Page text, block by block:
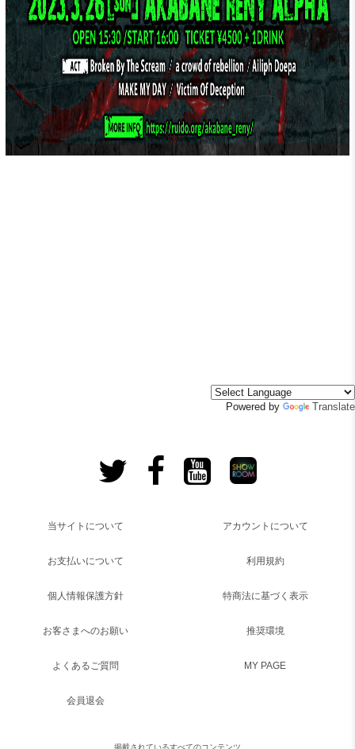
Powered by Translate
当サイトについて アカウントについて
お支払いについて 利用規約
個人情報保護方針 特商法に基づく表示
お客さまへのお願い 推奨環境
よくあるご質問 MY PAGE
会員退会
掲載されているすべてのコンテンツ